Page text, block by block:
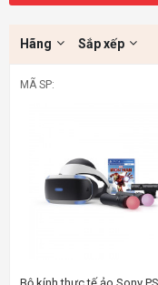
Hãng Sắp xếp
MÃ SP:
Bộ kính thực tế ảo Sony